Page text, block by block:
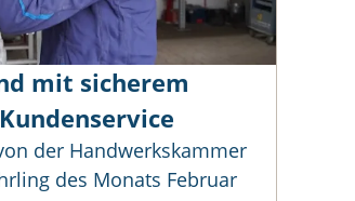
mit sicherem
der Handwerkskammer
des Monats Februar